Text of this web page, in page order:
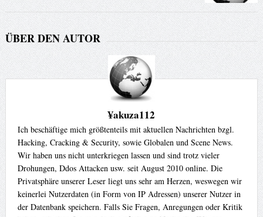
ÜBER DEN AUTOR
¥akuza112
Ich beschäftige mich größtenteils mit aktuellen Nachrichten bzgl.
Hacking, Cracking & Security, sowie Globalen und Scene News.
Wir haben uns nicht unterkriegen lassen und sind trotz vieler
Drohungen, Ddos Attacken usw. seit August 2010 online. Die
Privatsphäre unserer Leser liegt uns sehr am Herzen, weswegen wir
keinerlei Nutzerdaten (in Form von IP Adressen) unserer Nutzer in
der Datenbank speichern. Falls Sie Fragen, Anregungen oder Kritik